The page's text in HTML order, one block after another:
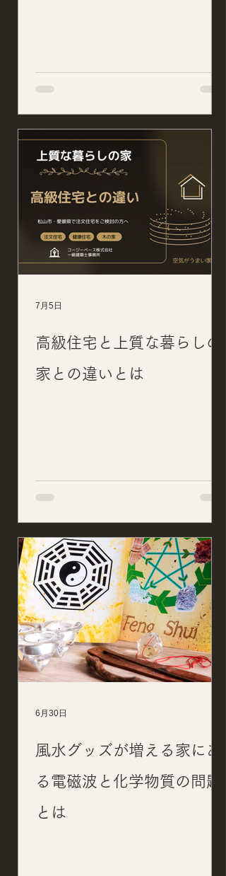
高級住宅と上質な暮らしの
家との違いとは
7月5日
風水グッズが増える家にあ
る電磁波と化学物質の問題
とは
6月30日